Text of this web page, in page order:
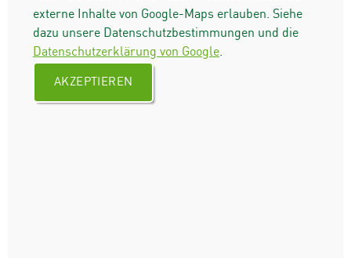
externe Inhalte von Google-Maps erlauben. Siehe
dazu unsere Datenschutzbestimmungen und die
Datenschutzerklärung von Google.
AKZEPTIEREN